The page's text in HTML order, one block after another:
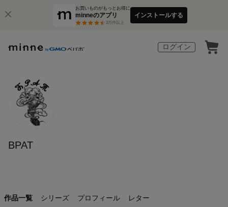
お買いものがもっとお得に
minneのアプリ
3万件以上
インストールする
ログイン
BPAT
作品一覧 シリーズ プロフィール レター